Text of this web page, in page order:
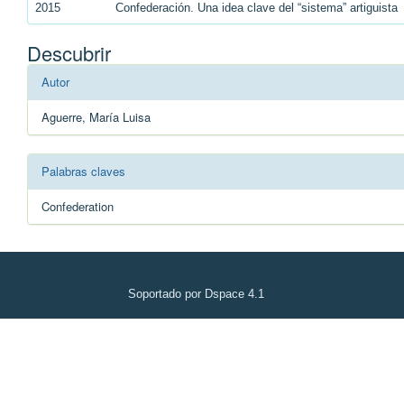
2015 Confederación. Una idea clave del “sistema” artiguista
Descubrir
Autor
Aguerre, María Luisa
Palabras claves
Confederation
Soportado por Dspace 4.1